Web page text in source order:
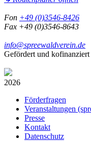
Fon +49 (0)3546-8426
Fax +49 (0)3546-8643
info@spreewaldverein.de
Gefördert und kofinanziert
2026
Förderfragen
Veranstaltungen
Presse
Kontakt
Datenschutz